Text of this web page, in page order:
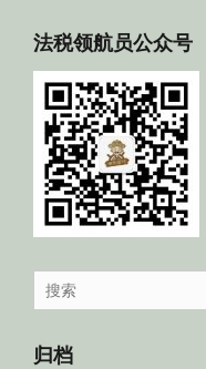
法税领航员公众号
Search
for:
归档